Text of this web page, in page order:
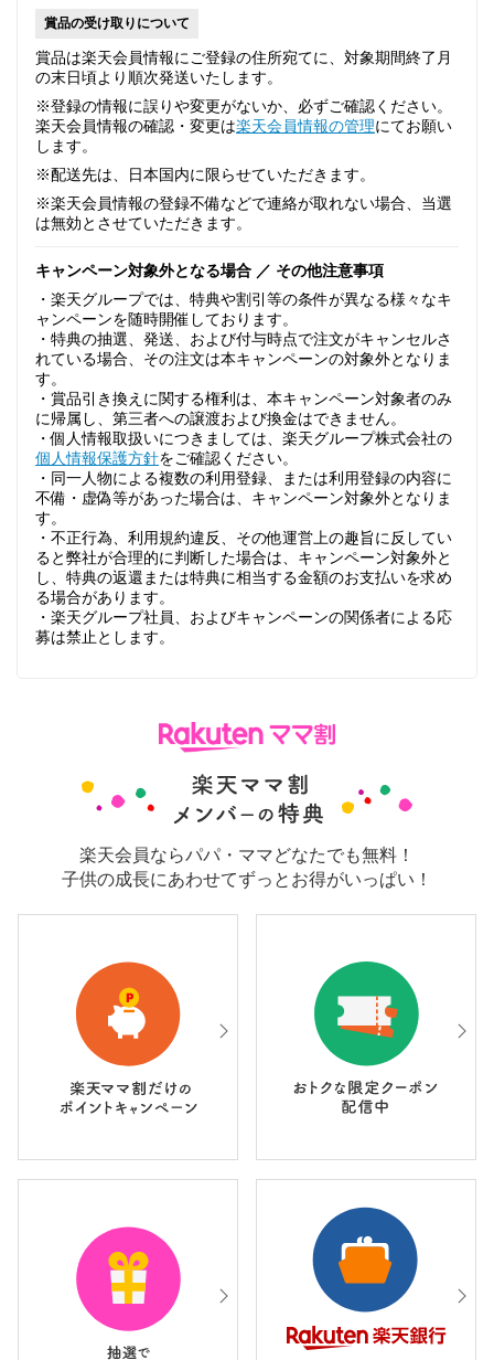
賞品の受け取りについて
賞品は楽天会員情報にご登録の住所宛てに、対象期間終了月
の末日頃より順次発送いたします。
※登録の情報に誤りや変更がないか、必ずご確認ください。
楽天会員情報の確認・変更は楽天会員情報の管理にてお願い
します。
※配送先は、日本国内に限らせていただきます。
※楽天会員情報の登録不備などで連絡が取れない場合、当選
は無効とさせていただきます。
キャンペーン対象外となる場合 ／ その他注意事項
・楽天グループでは、特典や割引等の条件が異なる様々なキ
ャンペーンを随時開催しております。
・特典の抽選、発送、および付与時点で注文がキャンセルさ
れている場合、その注文は本キャンペーンの対象外となりま
す。
・賞品引き換えに関する権利は、本キャンペーン対象者のみ
に帰属し、第三者への譲渡および換金はできません。
・個人情報取扱いにつきましては、楽天グループ株式会社の
個人情報保護方針をご確認ください。
・同一人物による複数の利用登録、または利用登録の内容に
不備・虚偽等があった場合は、キャンペーン対象外となりま
す。
・不正行為、利用規約違反、その他運営上の趣旨に反してい
ると弊社が合理的に判断した場合は、キャンペーン対象外と
し、特典の返還または特典に相当する金額のお支払いを求め
る場合があります。
・楽天グループ社員、およびキャンペーンの関係者による応
募は禁止とします。
楽天会員ならパパ・ママどなたでも無料！
子供の成長にあわせてずっとお得がいっぱい！